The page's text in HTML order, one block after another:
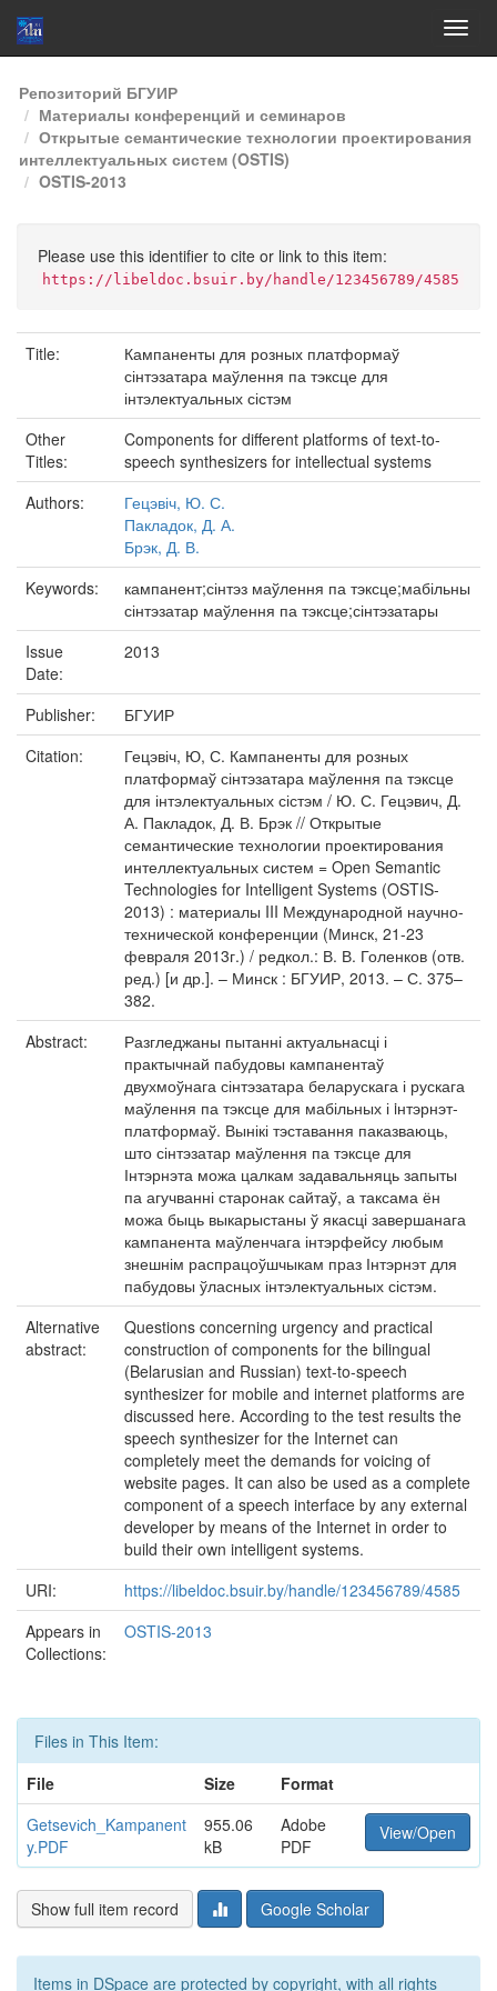
Skip
navigation
Репозиторий БГУИР
Материалы конференций и семинаров
Открытые семантические технологии проектирования
интеллектуальных систем (OSTIS)
OSTIS-2013
Please use this identifier to cite or link to this item:
https://libeldoc.bsuir.by/handle/123456789/4585
Title:
Кампаненты для розных платформаў
сінтэзатара маўлення па тэксце для
інтэлектуальных сістэм
Other
Titles:
Components for different platforms of text-to-
speech synthesizers for intellectual systems
Authors:
Гецэвіч, Ю. С.
Пакладок, Д. А.
Брэк, Д. В.
Keywords:
кампанент;сінтэз маўлення па тэксце;мабільны
сінтэзатар маўлення па тэксце;сінтэзатары
Issue
Date:
2013
Publisher:
БГУИР
Citation:
Гецэвіч, Ю, С. Кампаненты для розных
платформаў сінтэзатара маўлення па тэксце
для інтэлектуальных сістэм / Ю. С. Гецэвич, Д.
А. Пакладок, Д. В. Брэк // Открытые
семантические технологии проектирования
интеллектуальных систем = Open Semantic
Technologies for Intelligent Systems (OSTIS-
2013) : материалы III Международной научно-
технической конференции (Минск, 21-23
февраля 2013г.) / редкол.: В. В. Голенков (отв.
ред.) [и др.]. – Минск : БГУИР, 2013. – С. 375–
382.
Abstract:
Разгледжаны пытанні актуальнасці і
практычнай пабудовы кампанентаў
двухмоўнага сінтэзатара беларускага і рускага
маўлення па тэксце для мабільных і iнтэрнэт-
платформаў. Вынікі тэставання паказваюць,
што сінтэзатар маўлення па тэксце для
Інтэрнэта можа цалкам задавальняць запыты
па агучванні старонак сайтаў, а таксама ён
можа быць выкарыстаны ў якасці завершанага
кампанента маўленчага інтэрфейсу любым
знешнім распрацоўшчыкам праз Інтэрнэт для
пабудовы ўласных інтэлектуальных сістэм.
Alternative
abstract:
Questions concerning urgency and practical
construction of components for the bilingual
(Belarusian and Russian) text-to-speech
synthesizer for mobile and internet platforms are
discussed here. According to the test results the
speech synthesizer for the Internet can
completely meet the demands for voicing of
website pages. It can also be used as a complete
component of a speech interface by any external
developer by means of the Internet in order to
build their own intelligent systems.
URI:
https://libeldoc.bsuir.by/handle/123456789/4585
Appears in
Collections:
OSTIS-2013
Files in This Item:
File
Size
Format
Getsevіch_Kampanent
y.PDF
955.06
kB
Adobe
PDF
View/Open
Show full item record Google Scholar
Items in DSpace are protected by copyright, with all rights